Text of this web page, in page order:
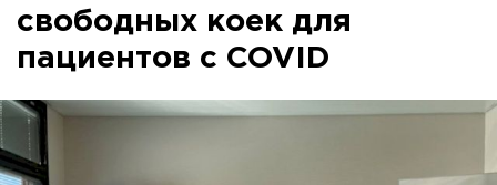
свободных коек для
пациентов с COVID